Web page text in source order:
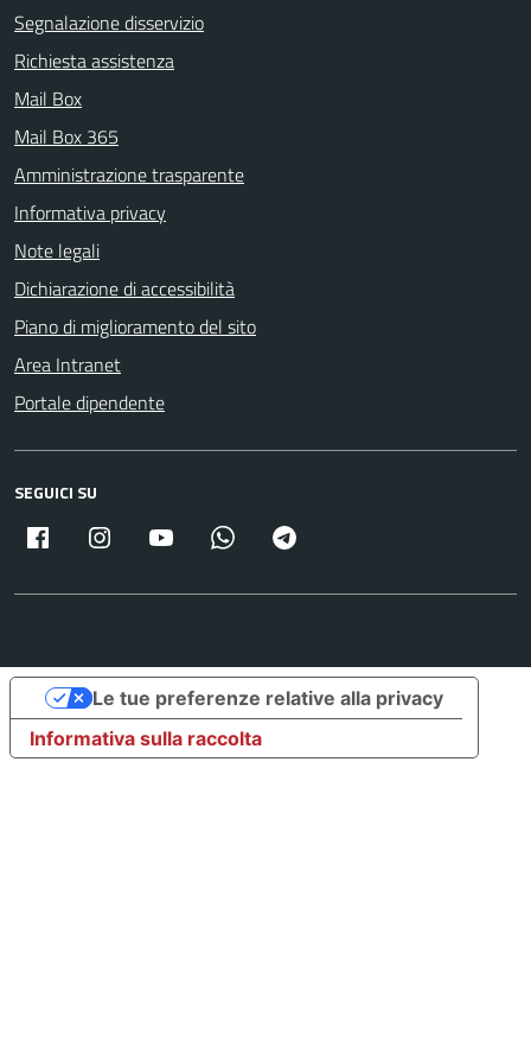
Segnalazione disservizio
Richiesta assistenza
Mail Box
Mail Box 365
Amministrazione trasparente
Informativa privacy
Note legali
Dichiarazione di accessibilità
Piano di miglioramento del sito
Area Intranet
Portale dipendente
SEGUICI SU
Facebook Instagram Youtube Whatsapp
Informativa sulla raccolta
Le tue preferenze relative alla privacy